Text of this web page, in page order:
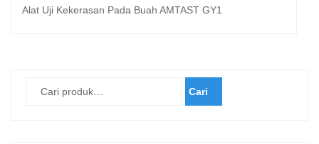
Alat Uji Kekerasan Pada Buah AMTAST GY1
Cari